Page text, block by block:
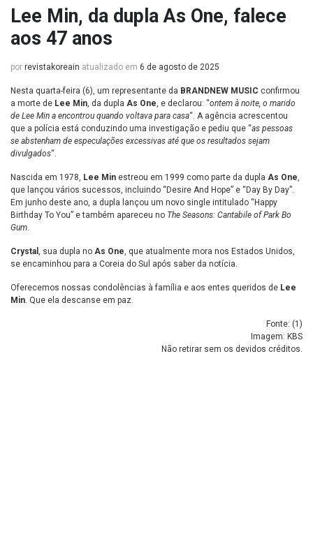
Lee Min, da dupla As One, falece
aos 47 anos
por revistakoreain atualizado em 6 de agosto de 2025
Nesta quarta-feira (6), um representante da BRANDNEW MUSIC confirmou
a morte de Lee Min, da dupla As One, e declarou: “ontem à noite, o marido
de Lee Min a encontrou quando voltava para casa“. A agência acrescentou
que a polícia está conduzindo uma investigação e pediu que “as pessoas
se abstenham de especulações excessivas até que os resultados sejam
divulgados“.
Nascida em 1978, Lee Min estreou em 1999 como parte da dupla As One,
que lançou vários sucessos, incluindo “Desire And Hope” e “Day By Day”.
Em junho deste ano, a dupla lançou um novo single intitulado “Happy
Birthday To You” e também apareceu no The Seasons: Cantabile of Park Bo
Gum.
Crystal , sua dupla no As One, que atualmente mora nos Estados Unidos,
se encaminhou para a Coreia do Sul após saber da notícia.
Oferecemos nossas condolências à família e aos entes queridos de Lee
Min. Que ela descanse em paz.
Fonte: (1 )
Imagem: KBS
Não retirar sem os devidos créditos.